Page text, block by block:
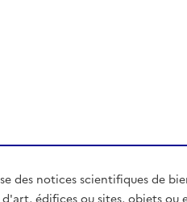
des notices scientifiques de